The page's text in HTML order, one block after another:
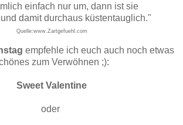
einfach nur um, dann ist sie
damit durchaus küstentauglich."
Quelle:www.Zartgefuehl.com
empfehle ich euch auch noch etwas
zum Verwöhnen ;):
Sweet Valentine
oder